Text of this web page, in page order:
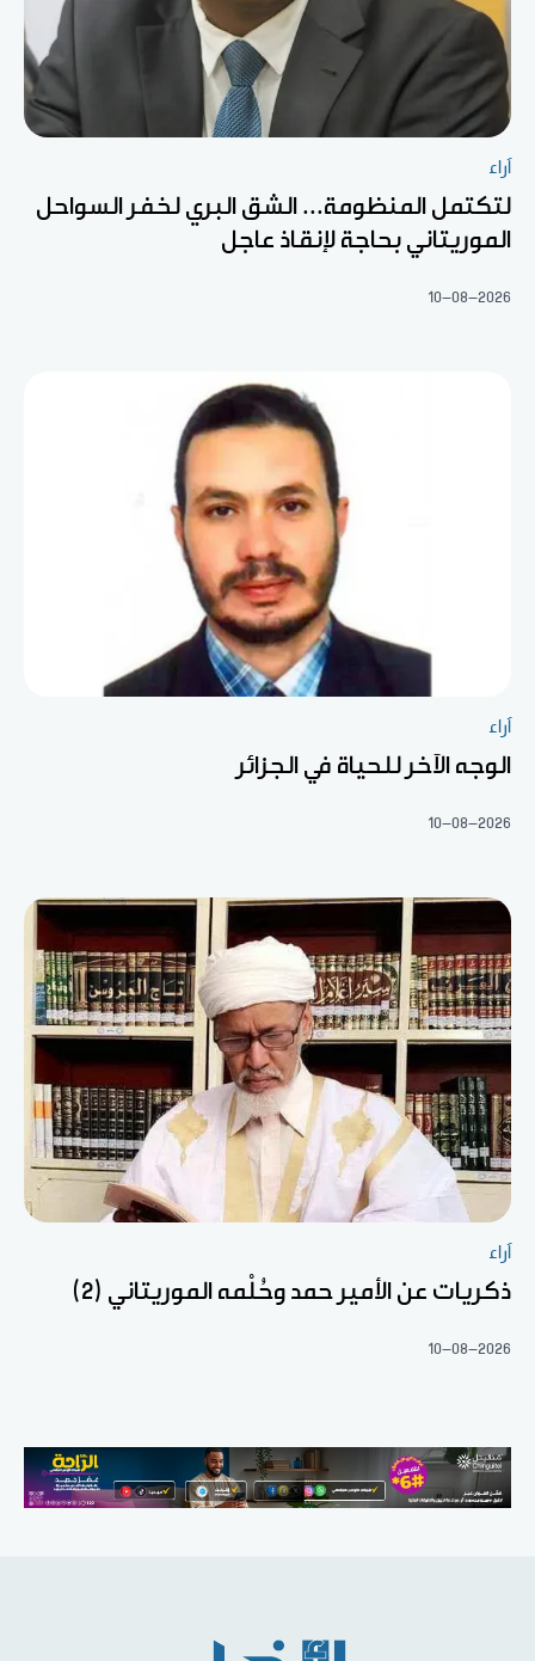
آراء
لتكتمل المنظومة... الشق البري لخفر السواحل
الموريتاني بحاجة لإنقاذ عاجل
10-08-2026
آراء
الوجه الآخر للحياة في الجزائر
10-08-2026
آراء
ذكريات عن الأمير حمد وحُلْمه الموريتاني (2)
10-08-2026